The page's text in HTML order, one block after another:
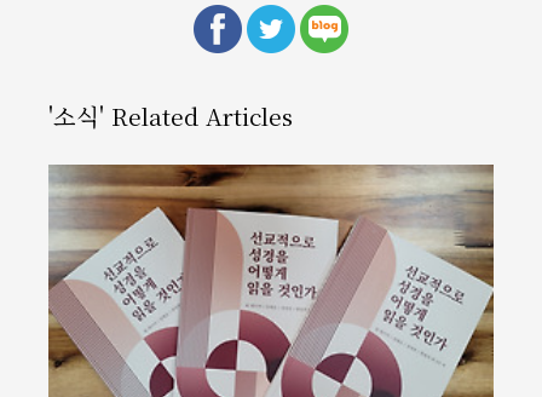
'소식' Related Articles